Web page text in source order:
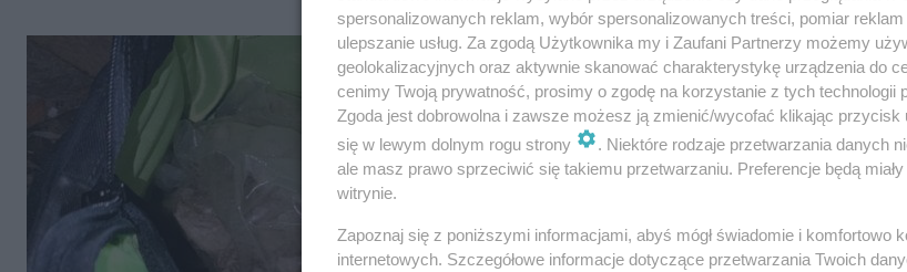
spersonalizowanych reklam, wybór spersonalizowanych treści, pomiar
ulepszanie usług. Za zgodą Użytkownika my i Zaufani Partnerzy możemy
geolokalizacyjnych oraz aktywnie skanować charakterystykę urządzenia do
cenimy Twoją prywatność, prosimy o zgodę na korzystanie z tych technologii
Zgoda jest dobrowolna i zawsze możesz ją zmienić/wycofać klikając
się w lewym dolnym rogu strony
. Niektóre rodzaje przetwarzania danych
ale masz prawo sprzeciwić się takiemu przetwarzaniu. Preferencje będą
witrynie.
Zapoznaj się z poniższymi informacjami, abyś mógł świadomie i komfortowo
internetowych. Szczegółowe informacje dotyczące przetwarzania Twoich